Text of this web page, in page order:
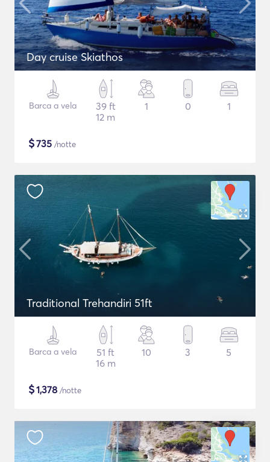
Day cruise Skiathos
Barca a vela
39 ft
12 m
1 0 1
$735 /notte
Traditional Trehandiri 51ft
Barca a vela
51 ft
16 m
10 3 5
$1,378 /notte